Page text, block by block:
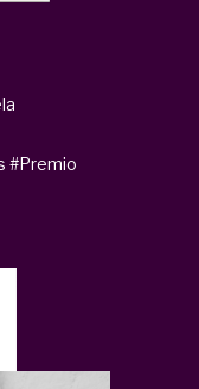
#Premio